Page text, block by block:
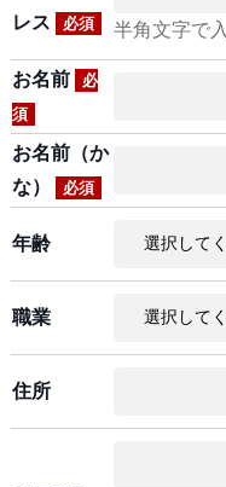
レス
必須 半角文字で
お名前
必
須
お名前（か
な）
必須
年齢
職業
住所